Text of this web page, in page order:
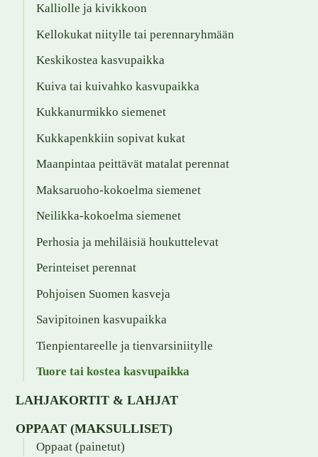
Kalliolle ja kivikkoon
Kellokukat niitylle tai perennaryhmään
Keskikostea kasvupaikka
Kuiva tai kuivahko kasvupaikka
Kukkanurmikko siemenet
Kukkapenkkiin sopivat kukat
Maanpintaa peittävät matalat perennat
Maksaruoho-kokoelma siemenet
Neilikka-kokoelma siemenet
Perhosia ja mehiläisiä houkuttelevat
Perinteiset perennat
Pohjoisen Suomen kasveja
Savipitoinen kasvupaikka
Tienpientareelle ja tienvarsiniitylle
Tuore tai kostea kasvupaikka
LAHJAKORTIT & LAHJAT
OPPAAT (MAKSULLISET)
Oppaat (painetut)